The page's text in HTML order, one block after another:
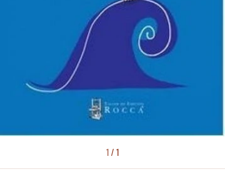
1 /1